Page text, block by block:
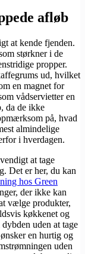
afløb
at kende fjenden.
størkner i de
propper.
ud, hvilket
en magnet for
vådservietter en
da de ikke
på, hvad
almindelige
i hverdagen.
at tage
Det er her, du kan
hos Green
der ikke kan
vælge produkter,
køkkenet og
uden at tage
en hurtig og
uden